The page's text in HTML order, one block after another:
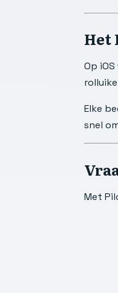
Het
Op
Elke
snel
Met